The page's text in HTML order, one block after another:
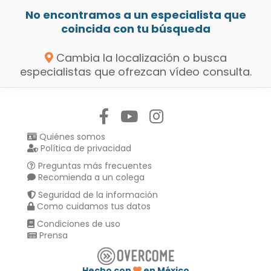
No encontramos a un especialista que
coincida con tu búsqueda
Cambia la localización o busca
especialistas que ofrezcan vídeo consulta.
Quiénes somos
Política de privacidad
Preguntas más frecuentes
Recomienda a un colega
Seguridad de la información
Como cuidamos tus datos
Condiciones de uso
Prensa